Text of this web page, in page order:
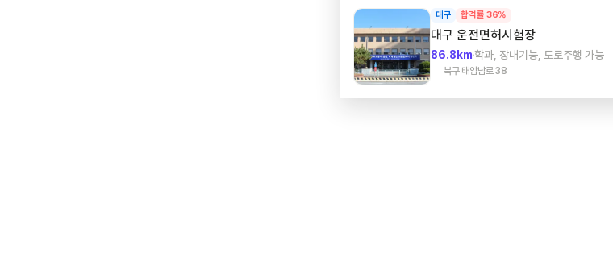
대구 합격률 36%
대구 운전면허시험장
86.8km학과, 장내기능, 도로주행 가능
북구 태암남로 38